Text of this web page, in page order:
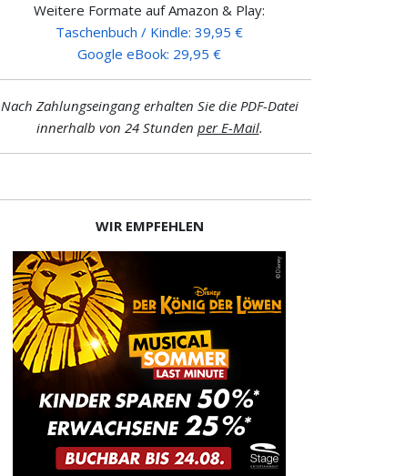
Weitere Formate auf Amazon & Play:
Taschenbuch / Kindle: 39,95 €
Google eBook: 29,95 €
Nach Zahlungseingang erhalten Sie die PDF-Datei
innerhalb von 24 Stunden per E-Mail.
WIR EMPFEHLEN